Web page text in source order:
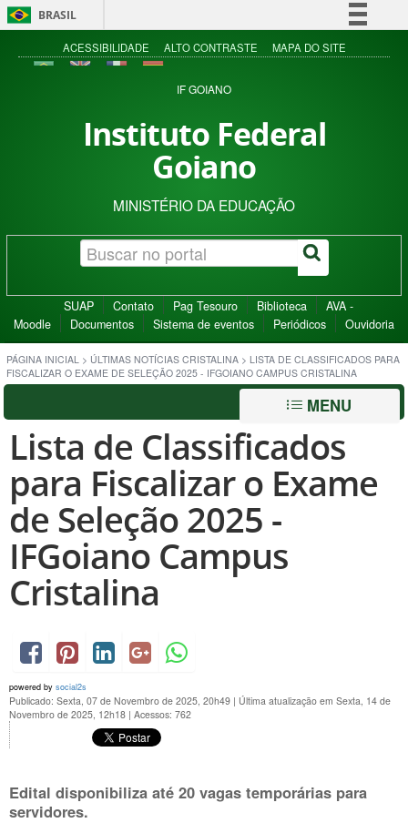
BRASIL
Simplifique!
Acesso à informação
ACESSIBILIDADE ALTO CONTRASTE MAPA DO SITE
IF GOIANO
Instituto Federal
Goiano
MINISTÉRIO DA EDUCAÇÃO
SUAP Contato Pag Tesouro Biblioteca
AVA -
Moodle
Documentos Sistema de eventos Periódicos Ouvidoria
PÁGINA INICIAL > ÚLTIMAS NOTÍCIAS CRISTALINA > LISTA DE CLASSIFICADOS PARA
FISCALIZAR O EXAME DE SELEÇÃO 2025 - IFGOIANO CAMPUS CRISTALINA
MENU
Lista de Classificados
para Fiscalizar o Exame
de Seleção 2025 -
IFGoiano Campus
Cristalina
powered by social2s
Publicado: Sexta, 07 de Novembro de 2025, 20h49 | Última atualização em Sexta, 14 de
Novembro de 2025, 12h18 | Acessos: 762
Edital disponibiliza até 20 vagas temporárias para
servidores.